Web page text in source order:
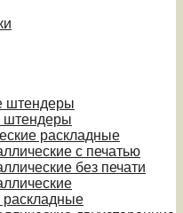
штендеры
штендеры
раскладные
с печатью
без печати
раскладные